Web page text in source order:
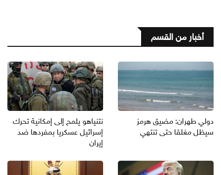
أخبار من القسم
دولي طهران: مضيق هرمز
سيظل مغلقا حتى تنتهي
نتنياهو يلمح إلى إمكانية تحرك
إسرائيل عسكريا بمفردها ضد
إيران